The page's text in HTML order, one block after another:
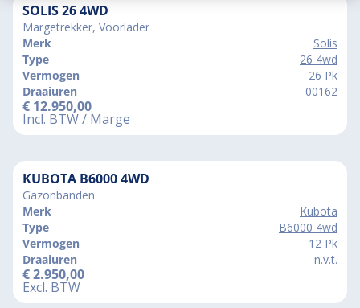
SOLIS 26 4WD
Margetrekker, Voorlader
Merk
Solis
Type
26 4wd
Vermogen
26 Pk
Draaiuren
00162
€ 12.950,00
Incl. BTW / Marge
KUBOTA B6000 4WD
Gazonbanden
Merk
Kubota
Type
B6000 4wd
Vermogen
12 Pk
Draaiuren
n.v.t.
€2.950,00
Excl. BTW